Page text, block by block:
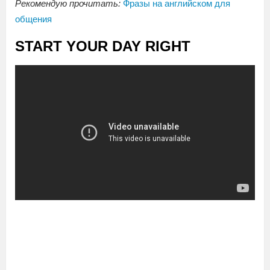
Рекомендую прочитать: Фразы на английском для
общения
START YOUR DAY RIGHT